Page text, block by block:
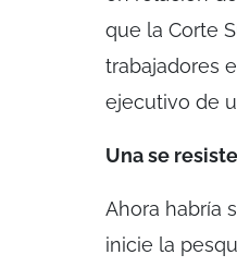
que la Corte
trabajadores
ejecutivo de
Una se resiste
Ahora habría
inicie la